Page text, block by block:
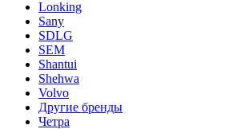
Lonking
Sany
SDLG
SEM
Shantui
Shehwa
Volvo
Другие бренды
Четра